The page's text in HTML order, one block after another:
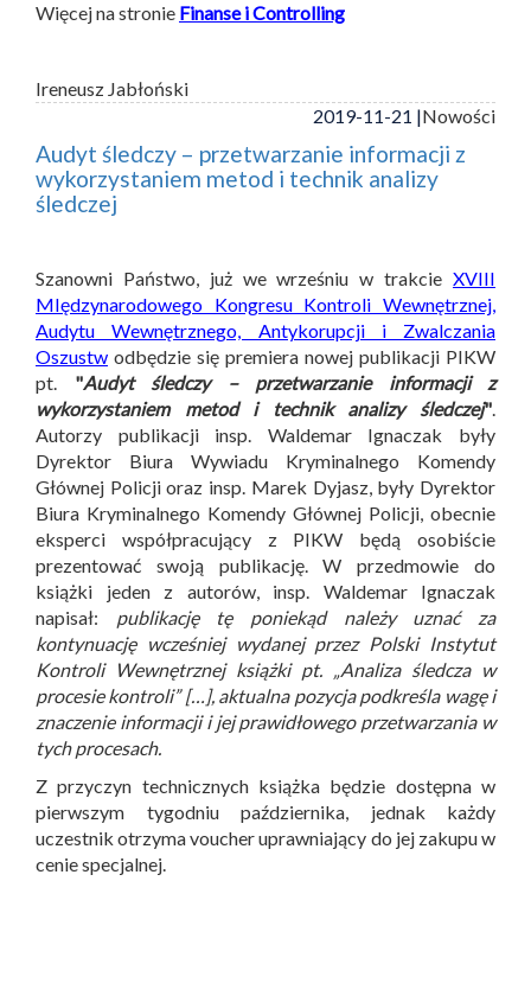
Więcej na stronie Finanse i Controlling
Ireneusz Jabłoński
2019-11-21 |Nowości
Audyt śledczy – przetwarzanie informacji z
wykorzystaniem metod i technik analizy
śledczej
Szanowni Państwo, już we wrześniu w trakcie XVIII
MIędzynarodowego Kongresu Kontroli Wewnętrznej,
Audytu Wewnętrznego, Antykorupcji i Zwalczania
Oszustw odbędzie się premiera nowej publikacji PIKW
pt. "Audyt śledczy – przetwarzanie informacji z
wykorzystaniem metod i technik analizy śledczej".
Autorzy publikacji insp. Waldemar Ignaczak były
Dyrektor Biura Wywiadu Kryminalnego Komendy
Głównej Policji oraz insp. Marek Dyjasz, były Dyrektor
Biura Kryminalnego Komendy Głównej Policji, obecnie
eksperci współpracujący z PIKW będą osobiście
prezentować swoją publikację. W przedmowie do
książki jeden z autorów, insp. Waldemar Ignaczak
napisał: publikację tę poniekąd należy uznać za
kontynuację wcześniej wydanej przez Polski Instytut
Kontroli Wewnętrznej książki pt. „Analiza śledcza w
procesie kontroli” […], aktualna pozycja podkreśla wagę i
znaczenie informacji i jej prawidłowego przetwarzania w
tych procesach.
Z przyczyn technicznych książka będzie dostępna w
pierwszym tygodniu października, jednak każdy
uczestnik otrzyma voucher uprawniający do jej zakupu w
cenie specjalnej.